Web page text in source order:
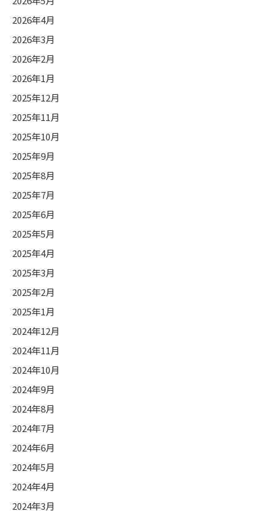
2026年4月
2026年3月
2026年2月
2026年1月
2025年12月
2025年11月
2025年10月
2025年9月
2025年8月
2025年7月
2025年6月
2025年5月
2025年4月
2025年3月
2025年2月
2025年1月
2024年12月
2024年11月
2024年10月
2024年9月
2024年8月
2024年7月
2024年6月
2024年5月
2024年4月
2024年3月